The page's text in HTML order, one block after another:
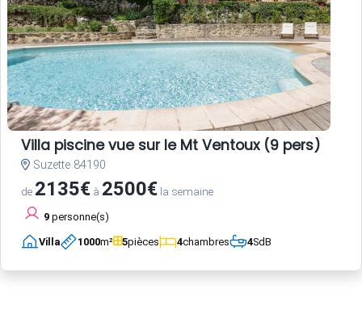
Villa piscine vue sur le Mt Ventoux (9 pers)
Suzette 84190
de 2135€ à 2500€ la semaine
9 personne(s)
Villa 1000m² 5pièces 4chambres 4SdB